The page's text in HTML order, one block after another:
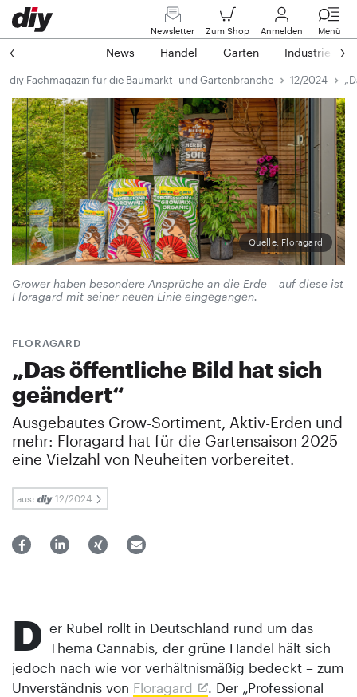
Newsletter Zum Shop Anmelden Menü
News Handel Garten Industrie
diy Fachmagazin für die Baumarkt- und Gartenbranche 12/2024
Quelle: Floragard
Grower haben besondere Ansprüche an die Erde – auf diese ist
Floragard mit seiner neuen Linie eingegangen.
FLORAGARD
„Das öffentliche Bild hat sich
geändert“
Ausgebautes Grow-Sortiment, Aktiv-Erden und
mehr: Floragard hat für die Gartensaison 2025
eine Vielzahl von Neuheiten ­vorbereitet.
aus: 12/2024
D er Rubel rollt in Deutschland rund um das
Thema Cannabis, der grüne Handel hält sich
jedoch nach wie vor verhältnismäßig bedeckt – zum
Unverständnis von Floragard
. Der „Professional